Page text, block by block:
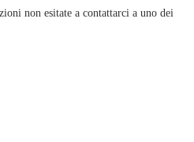
non esitate a contattarci a uno dei